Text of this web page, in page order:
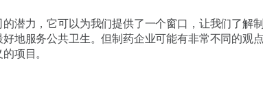
潜力，它可以为我们提供了一个窗口，让我们了解
地服务公共卫生。但制药企业可能有非常不同的观
项目。